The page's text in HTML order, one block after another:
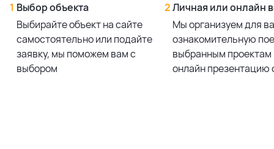
1 Выбор объекта
Выбирайте объект на сайте
самостоятельно или подайте
заявку, мы поможем вам с
выбором
2Личная или онлайн
Мы организуем для
ознакомительную
выбранным проектам
онлайн презентацию